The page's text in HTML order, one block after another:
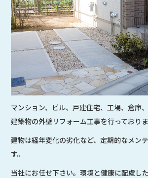
マンション、ビル、戸建住宅、工場、倉庫
建築物の外壁リフォーム工事を行っておりま
建物は経年変化の劣化など、定期的なメン
す。
当社にお任せ下さい。環境と健康に配慮し